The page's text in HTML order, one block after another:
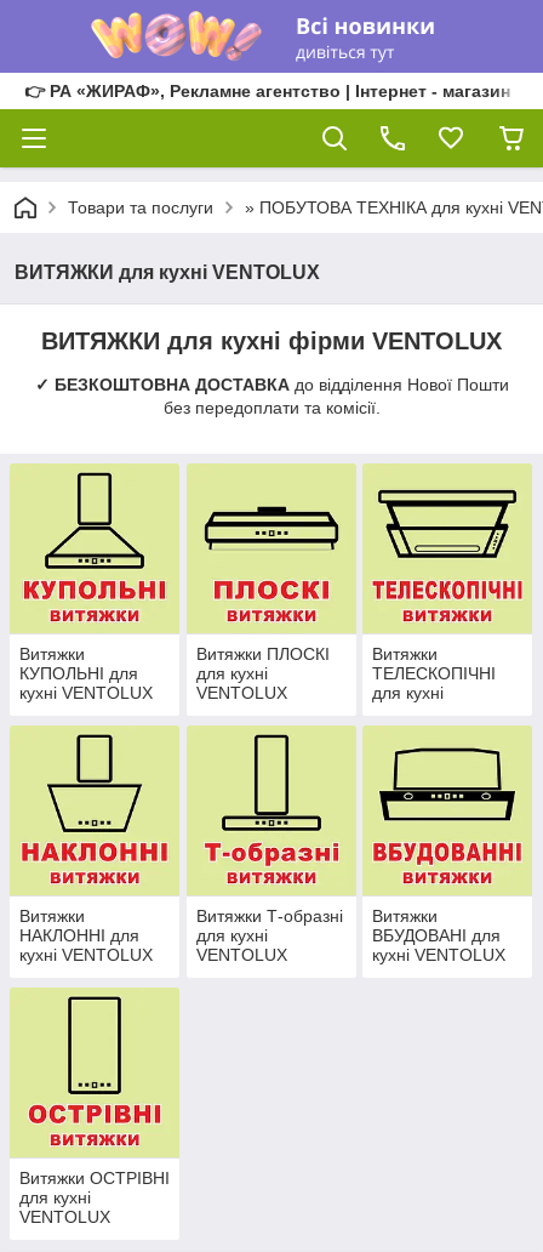
👉 РА «ЖИРАФ», Рекламне агентство | Інтернет - магазин
Товари та послуги » ПОБУТОВА ТЕХНІКА для кухні
ВИТЯЖКИ для кухні VENTOLUX
ВИТЯЖКИ для кухні фірми VENTOLUX
✓ БЕЗКОШТОВНА ДОСТАВКАдо відділення Нової Пошти
без передоплати та комісії.
Витяжки
КУПОЛЬНІ для
кухні VENTOLUX
Витяжки ПЛОСКІ
для кухні
VENTOLUX
Витяжки
ТЕЛЕСКОПІЧНІ
для кухні
Витяжки
НАКЛОННІ для
кухні VENTOLUX
Витяжки Т-образні
для кухні
VENTOLUX
Витяжки
ВБУДОВАНІ для
кухні VENTOLUX
Витяжки ОСТРІВНІ
для кухні
VENTOLUX